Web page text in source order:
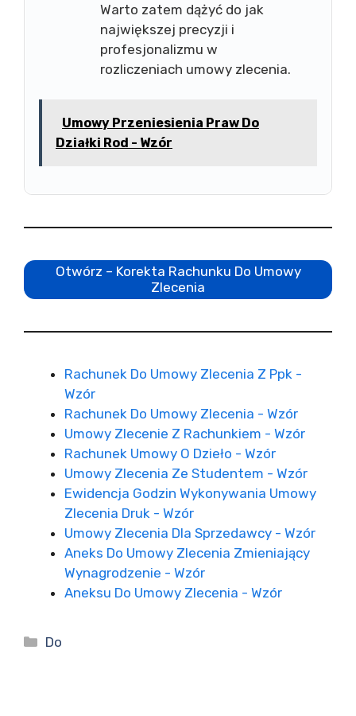
Warto zatem dążyć do jak
największej precyzji i
profesjonalizmu w
rozliczeniach umowy zlecenia.
Umowy Przeniesienia Praw Do
Działki Rod - Wzór
Otwórz – Korekta Rachunku Do Umowy
Zlecenia
Rachunek Do Umowy Zlecenia Z Ppk -
Wzór
Rachunek Do Umowy Zlecenia - Wzór
Umowy Zlecenie Z Rachunkiem - Wzór
Rachunek Umowy O Dzieło - Wzór
Umowy Zlecenia Ze Studentem - Wzór
Ewidencja Godzin Wykonywania Umowy
Zlecenia Druk - Wzór
Umowy Zlecenia Dla Sprzedawcy - Wzór
Aneks Do Umowy Zlecenia Zmieniający
Wynagrodzenie - Wzór
Aneksu Do Umowy Zlecenia - Wzór
Kategorie
Do